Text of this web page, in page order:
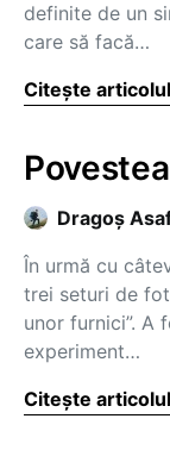
definite de un
care să facă…
Citește articolul
Dragoş
În urmă cu
trei seturi de
unor furnici”. A
experiment…
Citește articolul